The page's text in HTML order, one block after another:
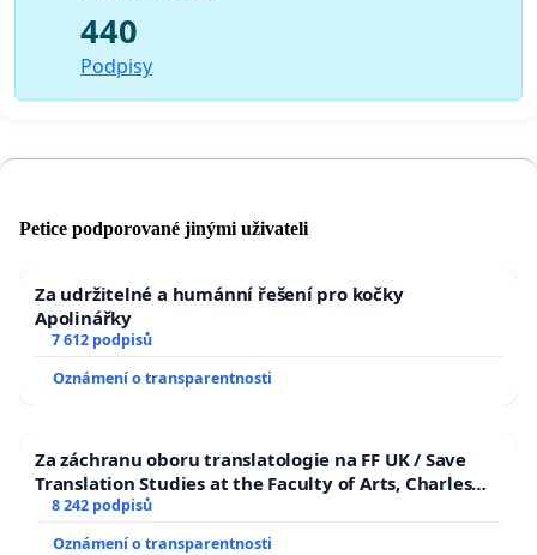
440
Podpisy
Petice podporované jinými uživateli
Za udržitelné a humánní řešení pro kočky
Apolinářky
7 612 podpisů
Oznámení o transparentnosti
Za záchranu oboru translatologie na FF UK / Save
Translation Studies at the Faculty of Arts, Charles
University
8 242 podpisů
Oznámení o transparentnosti